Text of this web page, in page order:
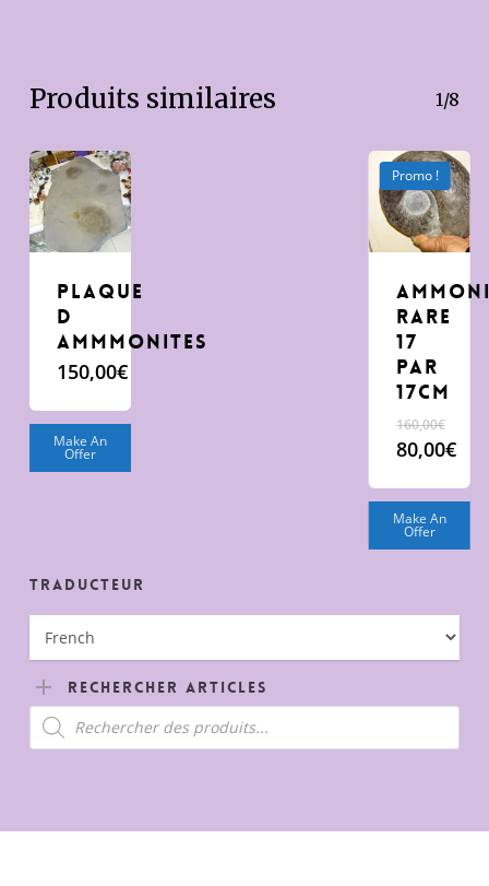
Produits similaires 1/8
Plaque
D
ammmonites
150,00€
Make An
Offer
Promo !
rare
17
par
17cm
160,00€
Le
initial
était :
160,00€.
80,00€
prix
actuel
est :
Make An
Offer
Traducteur
Rechercher Articles
Recherche
de
produits